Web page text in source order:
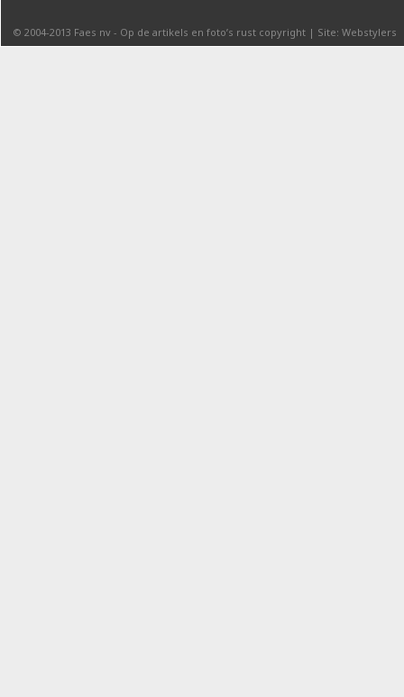
© 2004-2013 Faes nv - Op de artikels en foto’s rust copyright | Site: Webstylers